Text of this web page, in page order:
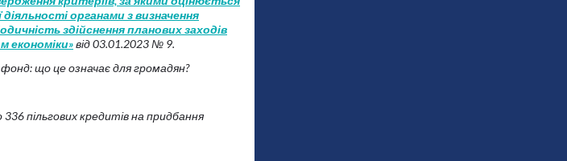
органами з визначення
здійснення планових заходів
економіки»від 03.01.2023 № 9.
фонд: що це означає для громадян?
пільгових кредитів на придбання